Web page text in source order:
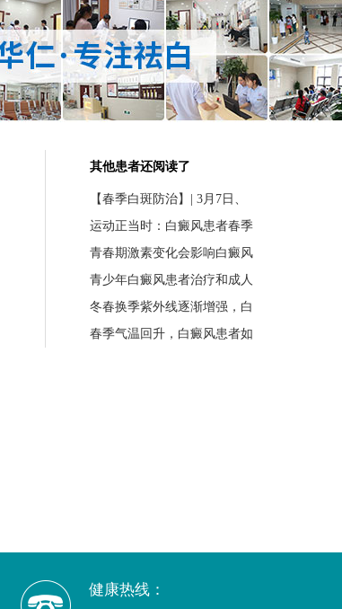
其他患者还阅读了
【春季白斑防治】| 3月7日、
运动正当时：白癜风患者春季
青春期激素变化会影响白癜风
青少年白癜风患者治疗和成人
冬春换季紫外线逐渐增强，白
春季气温回升，白癜风患者如
健康热线：